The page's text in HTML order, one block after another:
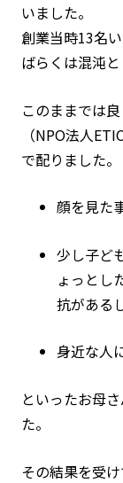
いました。
創業当時13名
ばらくは混沌
このままでは
（NPO法人
で配りました
顔を見た
少し子ど
ょっとし
抗がある
身近な人
といったお母
た。
その結果を受